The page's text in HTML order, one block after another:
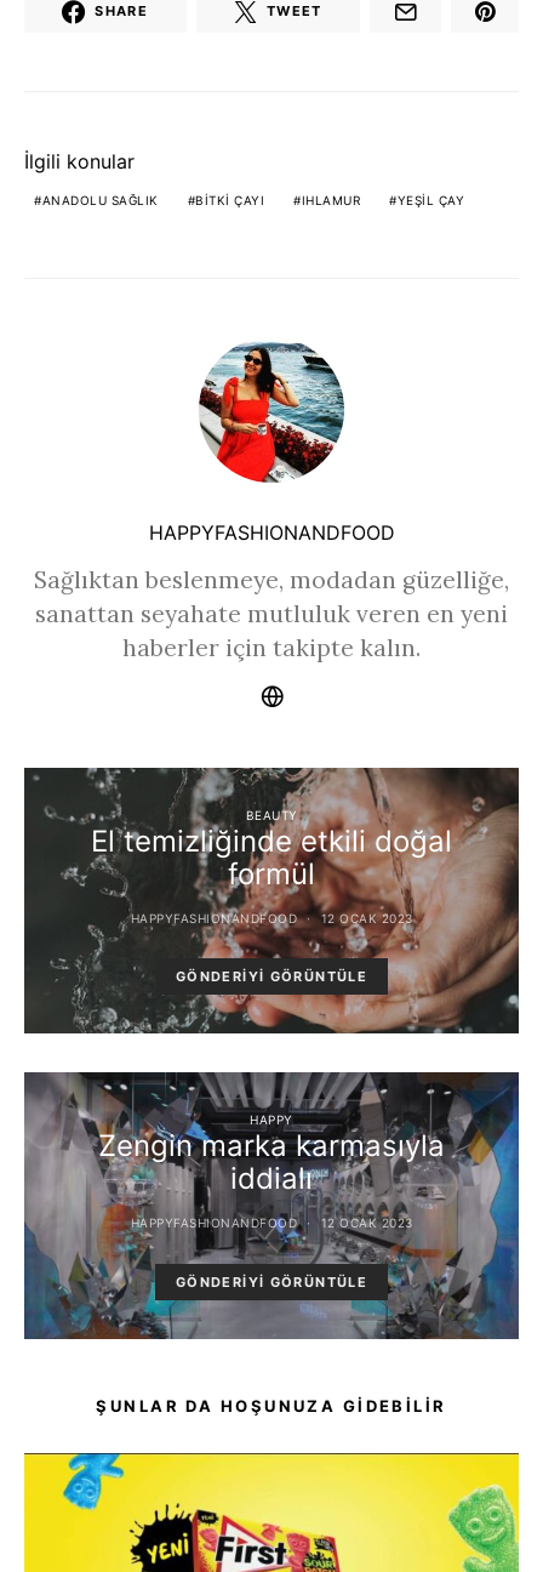
SHARE TWEET
İlgili konular
ANADOLU SAĞLIK BITKI ÇAYI IHLAMUR YEŞIL ÇAY
HAPPYFASHIONANDFOOD
Sağlıktan beslenmeye, modadan güzelliğe,
sanattan seyahate mutluluk veren en yeni
haberler için takipte kalın.
BEAUTY
El temizliğinde etkili doğal
formül
HAPPYFASHIONANDFOOD 12 OCAK 2023
GÖNDERIYI GÖRÜNTÜLE
HAPPY
Zengin marka karmasıyla
iddialı
HAPPYFASHIONANDFOOD 12 OCAK 2023
GÖNDERIYI GÖRÜNTÜLE
ŞUNLAR DA HOŞUNUZA GIDEBILIR